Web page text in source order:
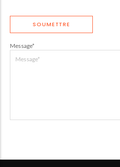
Message*